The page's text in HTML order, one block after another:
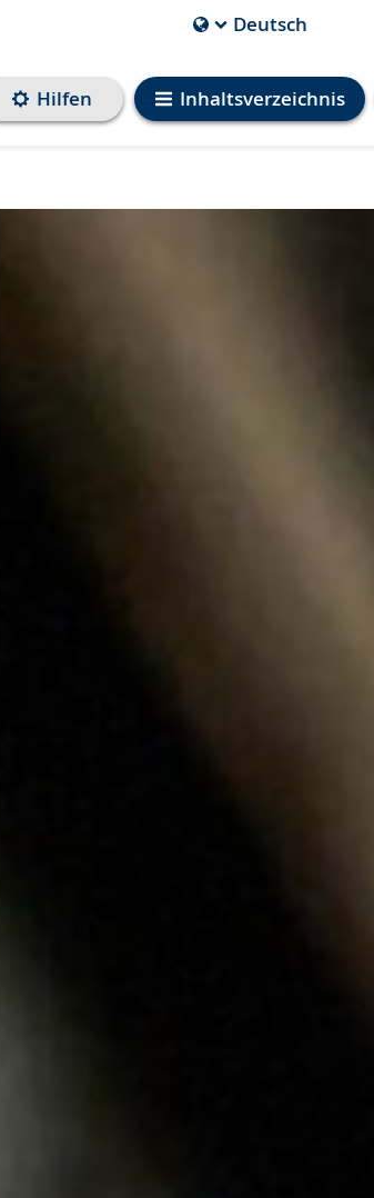
Die
Sprache
ist
Deutsch
Inhaltsverzeichnis
Hilfen